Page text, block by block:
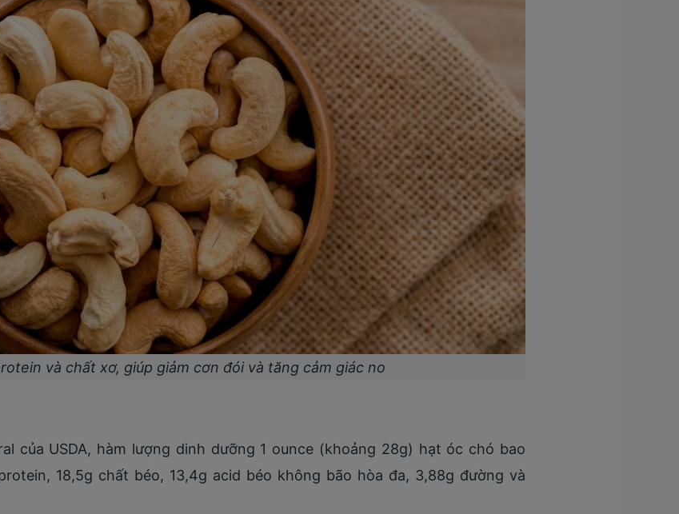
và chất xơ, giúp giảm cơn đói và tăng cảm giác no
của USDA, hàm lượng dinh dưỡng 1 ounce (khoảng 28g) hạt óc chó bao
18,5g chất béo, 13,4g acid béo không bão hòa đa, 3,88g đường và